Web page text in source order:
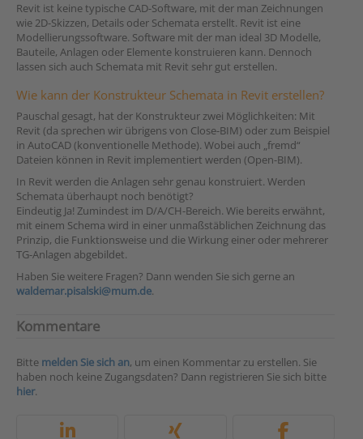
Revit ist keine typische CAD-Software, mit der man Zeichnungen
wie 2D-Skizzen, Details oder Schemata erstellt. Revit ist eine
Modellierungssoftware. Software mit der man ideal 3D Modelle,
Bauteile, Anlagen oder Elemente konstruieren kann. Dennoch
lassen sich auch Schemata mit Revit sehr gut erstellen.
Wie kann der Konstrukteur Schemata in Revit erstellen?
Pauschal gesagt, hat der Konstrukteur zwei Möglichkeiten: Mit
Revit (da sprechen wir übrigens von Close-BIM) oder zum Beispiel
in AutoCAD (konventionelle Methode). Wobei auch „fremd“
Dateien können in Revit implementiert werden (Open-BIM).
In Revit werden die Anlagen sehr genau konstruiert. Werden
Schemata überhaupt noch benötigt?
Eindeutig Ja! Zumindest im D/A/CH-Bereich. Wie bereits erwähnt,
mit einem Schema wird in einer unmaßstäblichen Zeichnung das
Prinzip, die Funktionsweise und die Wirkung einer oder mehrerer
TG-Anlagen abgebildet.
Haben Sie weitere Fragen? Dann wenden Sie sich gerne an
waldemar.pisalski@mum.de.
Kommentare
Bitte melden Sie sich an, um einen Kommentar zu erstellen. Sie
haben noch keine Zugangsdaten? Dann registrieren Sie sich bitte
hier.